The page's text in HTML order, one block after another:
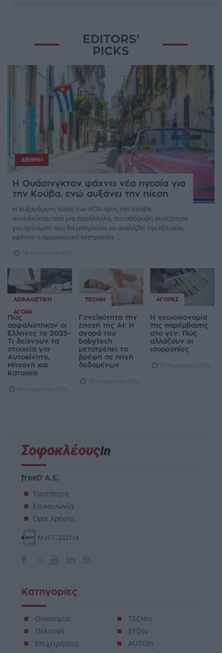
EDITORS'
PICKS
ΔΙΕΘΝΉ
Η Ουάσινγκτον ψάχνει νέα ηγεσία για
την Κούβα, ενώ αυξάνει την πίεση
Η αυξανόμενη πίεση των ΗΠΑ προς την Κούβα
συνοδεύεται από μια παράλληλη, πιο αθόρυβη αναζήτηση
για πρόσωπο που θα μπορούσε να αναλάβει την εξουσία,
εφόσον η αμερικανική εκστρατεία ...
08 Αυγούστου 2026
ΑΣΦΑΛΙΣΤΙΚΉ
ΑΓΟΡΆ
Πώς
ασφαλίστηκαν οι
Έλληνες το 2025-
Τι δείχνουν τα
στοιχεία για
Αυτοκίνητο,
Μηχανή και
Κατοικία
08 Αυγούστου 2026
TECHIN
Γονεϊκότητα την
εποχή της AI: Η
αγορά του
babytech
μετατρέπει τα
βρέφη σε πηγή
δεδομένων
07 Αυγούστου 2026
ΑΓΟΡΈΣ
Η γεωοικονομία
της παρέμβασης
στο γεν: Πώς
αλλάζουν οι
ισορροπίες
07 Αυγούστου 2026